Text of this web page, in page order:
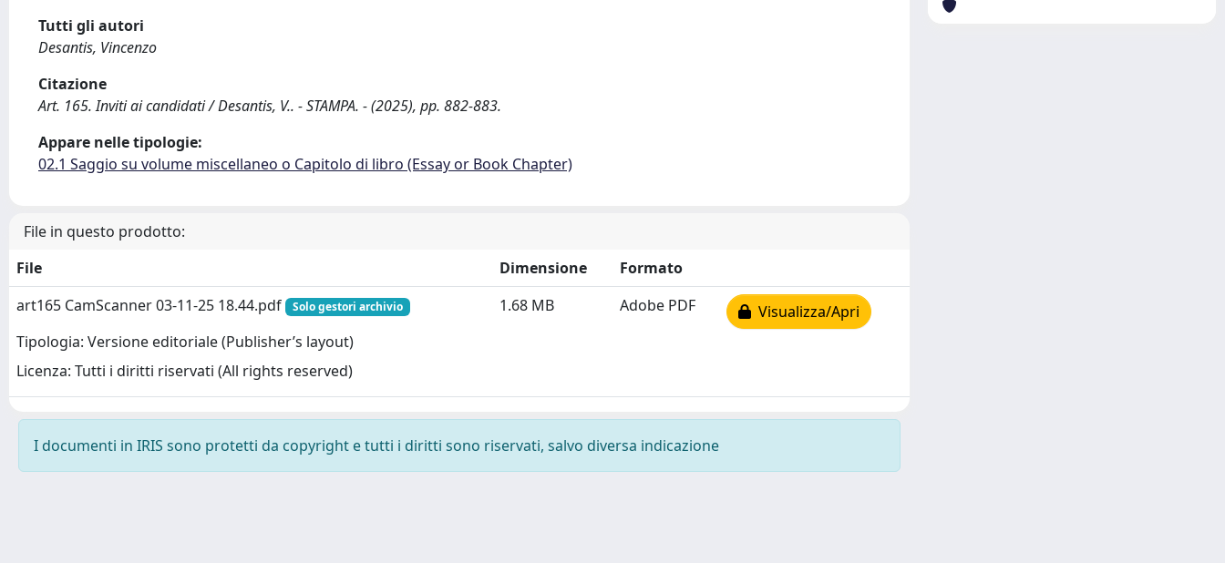
Tutti gli autori
Desantis, Vincenzo
Citazione
Art. 165. Inviti ai candidati / Desantis, V.. - STAMPA. - (2025), pp. 882-883.
Appare nelle tipologie:
02.1 Saggio su volume miscellaneo o Capitolo di libro (Essay or Book Chapter)
File in questo prodotto:
File
Dimensione
Formato
art165 CamScanner 03-11-25 18.44.pdf
Solo gestori archivio
Tipologia: Versione editoriale (Publisher’s layout)
Licenza: Tutti i diritti riservati (All rights reserved)
1.68 MB Adobe PDF Visualizza/Apri
I documenti in IRIS sono protetti da copyright e tutti i diritti sono riservati, salvo diversa indicazione